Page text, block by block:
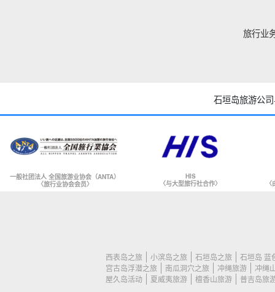
旅行业
石垣岛旅游公
一般社团法人 全国旅游业协会（ANTA）
〈旅行业协会会员〉
HIS
〈与大型旅行社合作〉
西表岛之旅 小滨岛之旅 石垣岛之旅
石垣岛 蓝
宫古岛浮潜之旅
南瓜洞穴之旅 冲绳旅游
冲绳
屋久岛活动
夏威夷旅游 檀香山旅游 普吉岛旅